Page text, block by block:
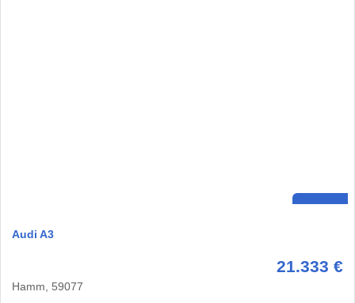
Audi A3
21.333 €
Hamm, 59077